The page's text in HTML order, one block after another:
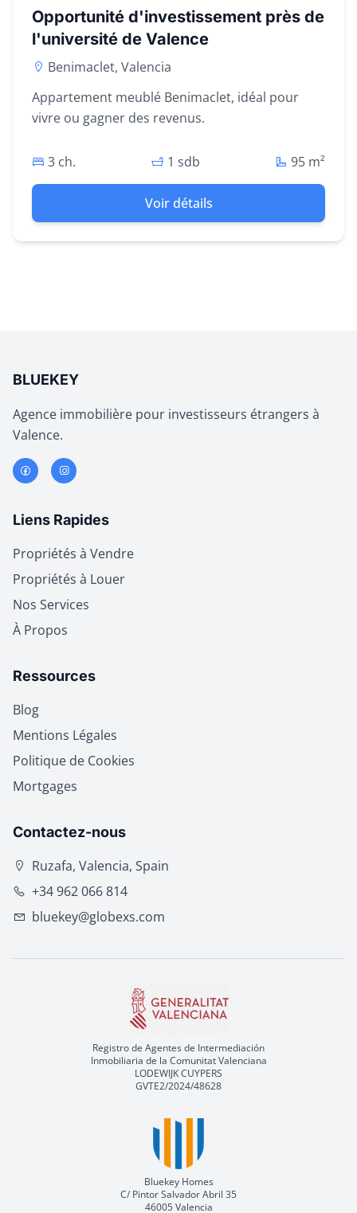
Opportunité d'investissement près de
l'université de Valence
Benimaclet, Valencia
Appartement meublé Benimaclet, idéal pour
vivre ou gagner des revenus.
3 ch. 1 sdb 95 m²
Voir détails
BLUEKEY
Agence immobilière pour investisseurs étrangers à
Valence.
Liens Rapides
Propriétés à Vendre
Propriétés à Louer
Nos Services
À Propos
Ressources
Blog
Mentions Légales
Politique de Cookies
Mortgages
Contactez-nous
Ruzafa, Valencia, Spain
+34 962 066 814
bluekey@globexs.com
Registro de Agentes de Intermediación
Inmobiliaria de la Comunitat Valenciana
LODEWIJK CUYPERS
GVTE2/2024/48628
Bluekey Homes
C/ Pintor Salvador Abril 35
46005 Valencia